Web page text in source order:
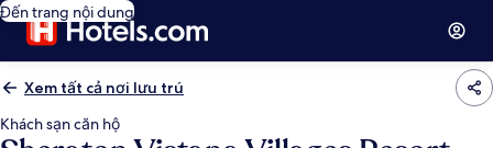
Đến trang nội dung
Xem tất cả nơi lưu trú
Khách sạn căn hộ